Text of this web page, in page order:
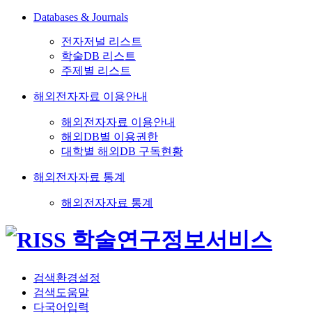
Databases & Journals
전자저널 리스트
학술DB 리스트
주제별 리스트
해외전자자료 이용안내
해외전자자료 이용안내
해외DB별 이용권한
대학별 해외DB 구독현황
해외전자자료 통계
해외전자자료 통계
검색환경설정
검색도움말
다국어입력